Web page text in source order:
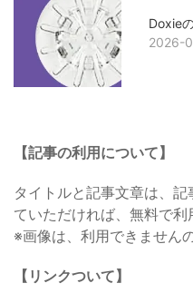
Doxie
2026-
【記事の利用について】
タイトルと記事文章は、
ていただければ、無料で利
※画像は、利用できません
【リンクついて】